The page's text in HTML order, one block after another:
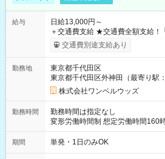
給与
日給13,000円～
＋交通費支給 ★交通費全額支給！ ┗案件により規定あり ★日払
いOK！（規定あり） ┗働いたそ
ンビニATMから 日払い分を引き落とせます！
交通費別途支給あり
勤務地
東京都千代田区
東京都千代田区外神田（最寄り駅
株式会社ワンベルウッズ
勤務時間
勤務時間は指定なし
変形労働時間制 想定労働時間160時間/月 【シフト例】
～21：00
期間 単発・1日のみOK